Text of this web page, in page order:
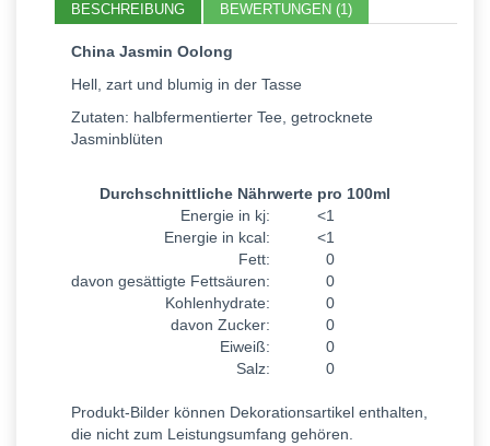
BESCHREIBUNG BEWERTUNGEN (1)
China Jasmin Oolong
Hell, zart und blumig in der Tasse
Zutaten: halbfermentierter Tee, getrocknete
Jasminblüten
Durchschnittliche Nährwerte pro 100ml
Energie in kj:
<1
Energie in kcal:
<1
Fett:
0
davon gesättigte Fettsäuren:
0
Kohlenhydrate:
0
davon Zucker:
0
Eiweiß:
0
Salz:
0
Produkt-Bilder können Dekorationsartikel enthalten,
die nicht zum Leistungsumfang gehören.